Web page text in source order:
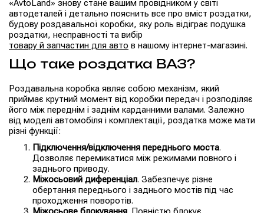
«AvtoLand» знову стане вашим провідником у світі
автодеталей і детально пояснить все про вміст роздатки,
будову роздавальної коробки, яку роль відіграє подушка
роздатки, несправності та вибір
товару й запчастин для авто в нашому інтернет-магазині.
Що таке роздатка ВАЗ?
Роздавальна коробка являє собою механізм, який
приймає крутний момент від коробки передач і розподіляє
його між переднім і заднім карданними валами. Залежно
від моделі автомобіля і комплектації, роздатка може мати
різні функції:
Підключення/відключення переднього моста.
Дозволяє перемикатися між режимами повного і
заднього приводу.
Міжосьовий диференціал. Забезпечує різне
обертання переднього і заднього мостів під час
проходження поворотів.